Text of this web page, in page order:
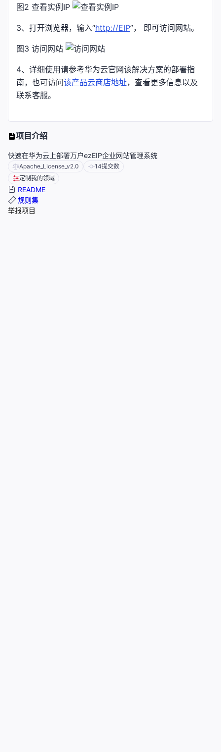
图2 查看实例IP
3、打开浏览器，输入“http://EIP”， 即可访问网站。
图3 访问网站
4、详细使用请参考华为云官网该解决方案的部署指
南，也可访问该产品云商店地址，查看更多信息以及
联系客服。
项目介绍
快速在华为云上部署万户ezEIP企业网站管理系统
Apache_License_v2.0 14提交数
定制我的领域
README
规则集
举报项目